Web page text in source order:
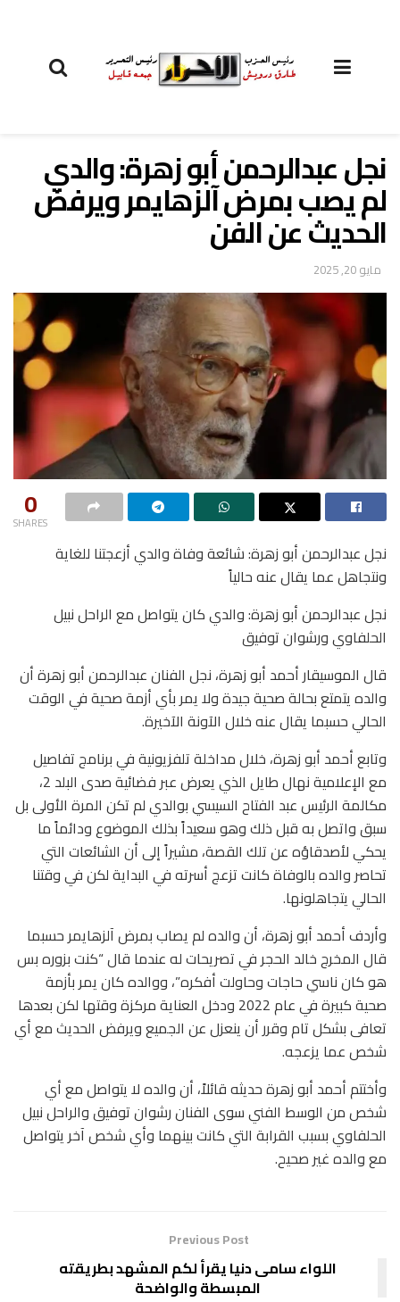
نجل عبدالرحمن أبو زهرة: والدي
لم يصب بمرض آلزهايمر ويرفض
الحديث عن الفن
مايو 20, 2025
0
SHARES
نجل عبدالرحمن أبو زهرة: شائعة وفاة والدي أزعجتنا للغاية
ونتجاهل عما يقال عنه حالياً
نجل عبدالرحمن أبو زهرة: والدي كان يتواصل مع الراحل نبيل
الحلفاوي ورشوان توفيق
قال الموسيقار أحمد أبو زهرة، نجل الفنان عبدالرحمن أبو زهرة أن
والده يتمتع بحالة صحية جيدة ولا يمر بأي أزمة صحية في الوقت
الحالي حسبما يقال عنه خلال الآونة الآخيرة.
وتابع أحمد أبو زهرة، خلال مداخلة تلفزيونية في برنامج تفاصيل
مع الإعلامية نهال طايل الذي يعرض عبر فضائية صدى البلد 2،
مكالمة الرئيس عبد الفتاح السيسي بوالدي لم تكن المرة الأولى بل
سبق واتصل به قبل ذلك وهو سعيداً بذلك الموضوع ودائماً ما
يحكي لأصدقاؤه عن تلك القصة، مشيراً إلى أن الشائعات التي
تحاصر والده بالوفاة كانت تزعج أسرته في البداية لكن في وقتنا
الحالي يتجاهلونها.
وأردف أحمد أبو زهرة، أن والده لم يصاب بمرض آلزهايمر حسبما
قال المخرج خالد الحجر في تصريحات له عندما قال “كنت بزوره بس
هو كان ناسي حاجات وحاولت أفكره”، ووالده كان يمر بأزمة
صحية كبيرة في عام 2022 ودخل العناية مركزة وقتها لكن بعدها
تعافى بشكل تام وقرر أن ينعزل عن الجميع ويرفض الحديث مع أي
شخص عما يزعجه.
وأختتم أحمد أبو زهرة حديثه قائلاً، أن والده لا يتواصل مع أي
شخص من الوسط الفني سوى الفنان رشوان توفيق والراحل نبيل
الحلفاوي بسبب القرابة التي كانت بينهما وأي شخص آخر يتواصل
مع والده غير صحيح.
Previous Post
اللواء سامى دنيا يقرأ لكم المشهد بطريقته
المبسطة والواضحة